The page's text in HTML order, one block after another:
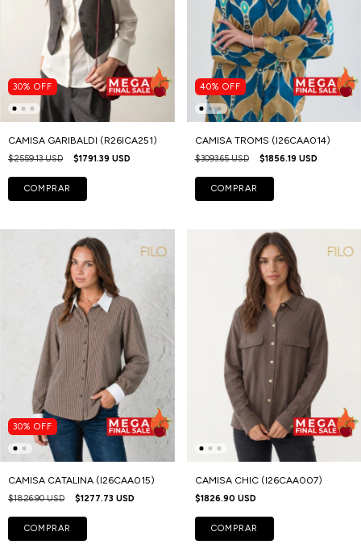
30% OFF
CAMISA GARIBALDI (R26ICA251)
$2559.13 USD $1791.39 USD
COMPRAR
40% OFF
CAMISA TROMS (I26CAA014)
$3093.65 USD $1856.19 USD
COMPRAR
30% OFF
CAMISA CATALINA (I26CAA015)
$1826.90 USD $1277.73 USD
COMPRAR
CAMISA CHIC (I26CAA007)
$1826.90 USD
COMPRAR